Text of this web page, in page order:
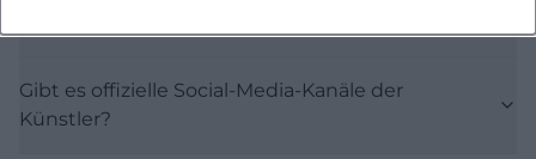
Gibt es offizielle Social-Media-Kanäle der
Künstler?